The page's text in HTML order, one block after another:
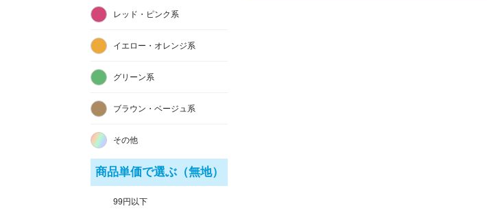
レッド・ピンク系
イエロー・オレンジ系
グリーン系
ブラウン・ベージュ系
その他
商品単価で選ぶ（無地）
99円以下